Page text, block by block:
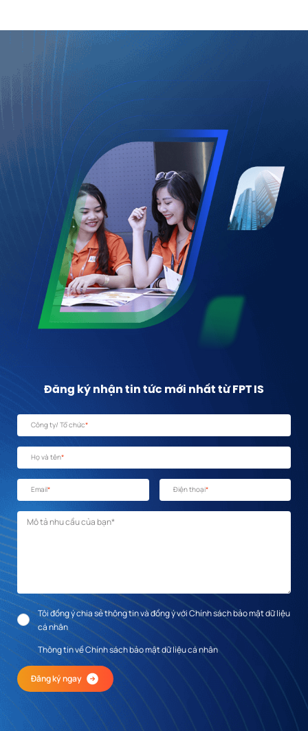
Đăng ký nhận tin tức mới nhất từ FPT IS
Công ty/ Tổ chức*
Họ và tên*
Email* Điện thoại*
Mô tả nhu cầu *
Tôi đồng ý chia sẻ thông tin và đồng ý với Chính sách bảo mật dữ liệu
cá nhân
Thông tin về Chính sách bảo mật dữ liệu cá nhân
Đăng ký ngay